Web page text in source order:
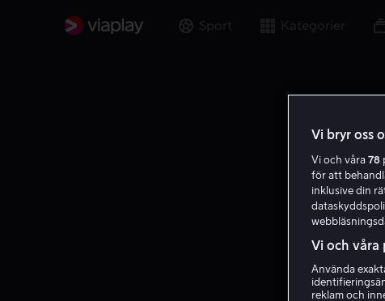
Sport Kategorier
Vi bryr oss
Vi och våra 78
för att
inklusive din
Vi och våra
Använda
reklam och